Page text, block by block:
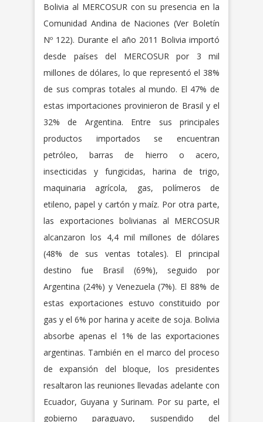
Bolivia al MERCOSUR con su presencia en la
Comunidad Andina de Naciones (Ver Boletín
Nº 122). Durante el año 2011 Bolivia importó
desde países del MERCOSUR por 3 mil
millones de dólares, lo que representó el 38%
de sus compras totales al mundo. El 47% de
estas importaciones provinieron de Brasil y el
32% de Argentina. Entre sus principales
productos importados se encuentran
petróleo, barras de hierro o acero,
insecticidas y fungicidas, harina de trigo,
maquinaria agrícola, gas, polímeros de
etileno, papel y cartón y maíz. Por otra parte,
las exportaciones bolivianas al MERCOSUR
alcanzaron los 4,4 mil millones de dólares
(48% de sus ventas totales). El principal
destino fue Brasil (69%), seguido por
Argentina (24%) y Venezuela (7%). El 88% de
estas exportaciones estuvo constituido por
gas y el 6% por harina y aceite de soja. Bolivia
absorbe apenas el 1% de las exportaciones
argentinas. También en el marco del proceso
de expansión del bloque, los presidentes
resaltaron las reuniones llevadas adelante con
Ecuador, Guyana y Surinam. Por su parte, el
gobierno paraguayo, suspendido del